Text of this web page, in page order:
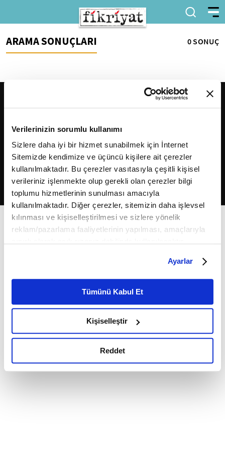
Verilerinizin sorumlu kullanımı
Sizlere daha iyi bir hizmet sunabilmek için İnternet
Sitemizde kendimize ve üçüncü kişilere ait çerezler
kullanılmaktadır. Bu çerezler vasıtasıyla çeşitli kişisel
verileriniz işlenmekte olup gerekli olan çerezler bilgi
toplumu hizmetlerinin sunulması amacıyla
kullanılmaktadır. Diğer çerezler, sitemizin daha işlevsel
kılınması ve kişiselleştirilmesi ve sizlere yönelik
reklam/pazarlama faaliyetlerinin yapılması, amaçlarıyla
belirleyebilirsiniz. Çerezlere ilişkin detaylı bilgi için
Ayarlar butonuna tıklayabilir,Çerez Bilgilendirme
Metnimizi ziyaret edebilirsiniz.
6698 sayılı Kişisel Verilerin Korunması Kanunu uyarınca
okumak ve sitemizi ziyaretiniz kapsamında
gerçekleştirilen veri işleme faaliyetleri ile ilgili daha
detaylı bilgi almak için lütfentıklayınız.
Ayarlar
Tümünü Kabul Et
Kişiselleştir
Reddet
ARAMA SONUÇLARI 0 SONUÇ
2026Fikriyat. Tüm hakları saklıdır.